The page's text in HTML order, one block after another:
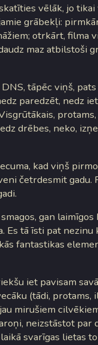
vēlāk, jo
grābekļi:
otrkārt, filma
maz atbilstoši
tāpēc viņš,
paredzēt, nedz
drēbes, neko,
kad viņš
četrdesmit gadu.
gan laimīgos
Es tā īsti pat nezinu
fantastikas
iet pavisam
(tādi, protams,
mirušiem
neizstāstot par
svarīgas lietas